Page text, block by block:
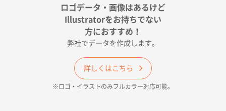
ポリ袋 手穴A4サイズ
5000枚
2026年04月17日 09:28
印刷色が豊富であったため
ECO OPPワンポイントポリ袋 A4サイズ（透明）
2026年04月16日 14:31
ロゴデータ・画像はあるけど
Illustratorをお持ちでない
方におすすめ！
弊社でデータを作成します。
詳しくはこちら
※ロゴ・イラストのみフルカラー対応可能。